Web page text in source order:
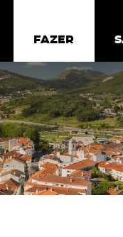
VISITAR
FAZER